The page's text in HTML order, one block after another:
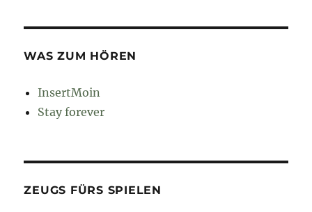
WAS ZUM HÖREN
InsertMoin
Stay forever
ZEUGS FÜRS SPIELEN